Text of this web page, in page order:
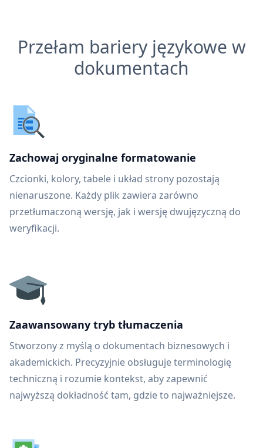
Przełam bariery językowe w
dokumentach
Zachowaj oryginalne formatowanie
Czcionki, kolory, tabele i układ strony pozostają
nienaruszone. Każdy plik zawiera zarówno
przetłumaczoną wersję, jak i wersję dwujęzyczną do
weryfikacji.
Zaawansowany tryb tłumaczenia
Stworzony z myślą o dokumentach biznesowych i
akademickich. Precyzyjnie obsługuje terminologię
techniczną i rozumie kontekst, aby zapewnić
najwyższą dokładność tam, gdzie to najważniejsze.